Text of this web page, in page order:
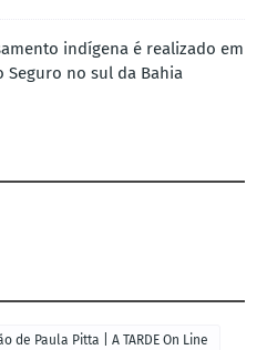
indígena é realizado em
Seguro no sul da Bahia
de Paula Pitta | A TARDE On Line